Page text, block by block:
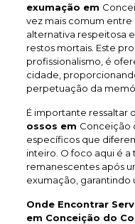
exumação em
vez mais comum entre
alternativa respeitosa
restos mortais. Este
profissionalismo, é
cidade,
perpetuação da
É importante ressaltar
ossos em Conceição
específicos que
inteiro. O foco aqui é a
remanescentes após
exumação, garantindo
Onde Encontrar
em Conceição do